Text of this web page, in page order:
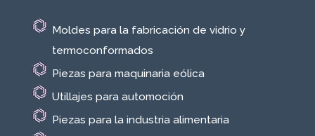
Moldes para la fabricación de vidrio y
termoconformados
Piezas para maquinaria eólica
Utillajes para automoción
Piezas para la industria alimentaria